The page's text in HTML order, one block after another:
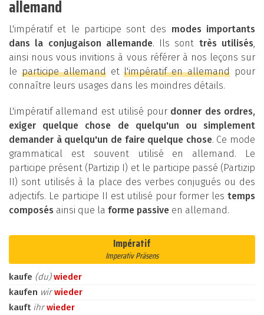
allemand
L'impératif et le participe sont des modes importants
dans la conjugaison allemande. Ils sont très utilisés,
ainsi nous vous invitions à vous référer à nos leçons sur
le participe allemandetl'impératif en allemand pour
connaître leurs usages dans les moindres détails.
L'impératif allemand est utilisé pour donner des ordres,
exiger quelque chose de quelqu'un ou simplement
demander à quelqu'un de faire quelque chose. Ce mode
grammatical est souvent utilisé en allemand. Le
participe présent (Partizip I) et le participe passé (Partizip
II) sont utilisés à la place des verbes conjugués ou des
adjectifs. Le participe II est utilisé pour former les temps
composés ainsi que la forme passive en allemand.
Impératif
Imperativ Präsens
kaufe (du)wieder
kaufen wirwieder
kauft ihrwieder